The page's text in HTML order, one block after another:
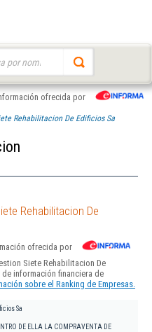
ofrecida por
Rehabilitacion De Edificios Sa
Rehabilitacion De
ofrecida por
Siete Rehabilitacion De
información financiera de
sobre el Ranking de Empresas.
Sa
DE ELLA LA COMPRAVENTA DE